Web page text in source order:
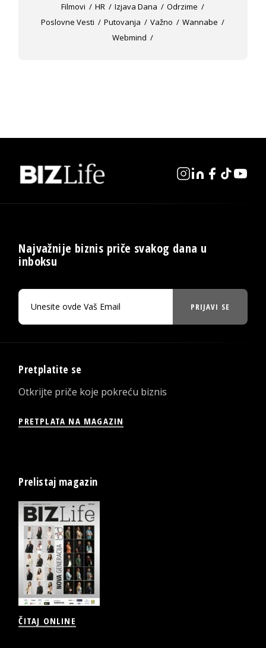
Filmovi
HR Izjava Dana
Odrzime
Poslovne Vesti
Putovanja Važno
Wannabe
Webmind
Najvažnije biznis priče svakog dana u
inboksu
PRIJAVI SE
Pretplatite se
Otkrijte priče koje pokreću biznis
PRETPLATA NA MAGAZIN
Prelistaj magazin
ČITAJ ONLINE